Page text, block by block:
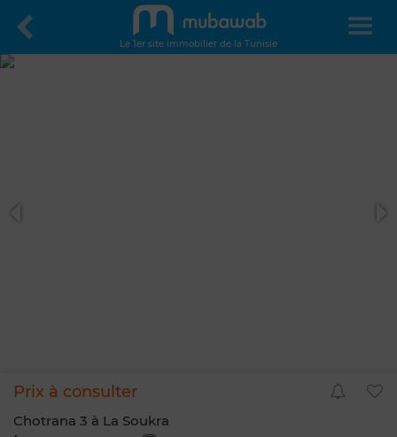
Le 1er site immobilier de la Tunisie
Prix à consulter
Chotrana 3 à La Soukra